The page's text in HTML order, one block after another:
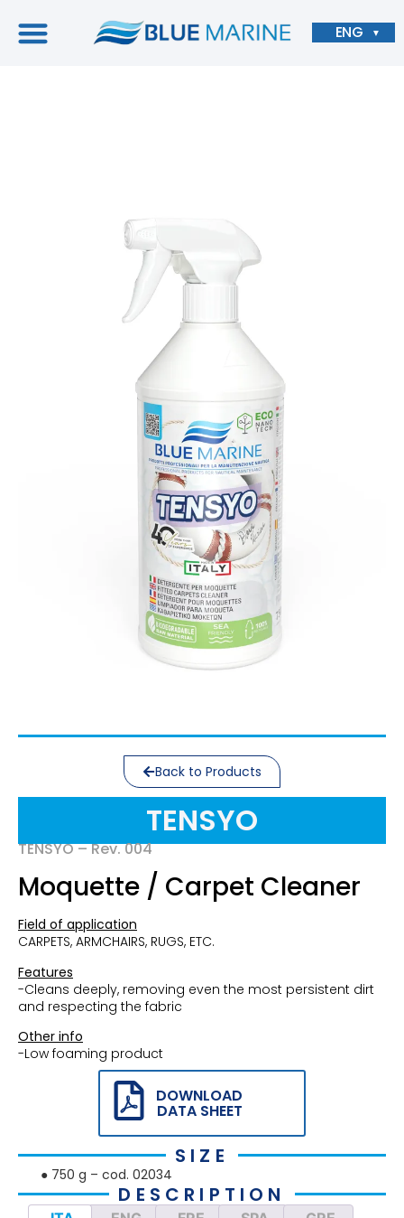
ENG ▼
Back to Products
TENSYO
TENSYO – Rev. 004
Moquette / Carpet Cleaner
Field of application
CARPETS, ARMCHAIRS, RUGS, ETC.
Features
-Cleans deeply, removing even the most persistent dirt
and respecting the fabric
Other info
-Low foaming product
DOWNLOAD
DATA SHEET
SIZE
● 750 g – cod. 02034
DESCRIPTION